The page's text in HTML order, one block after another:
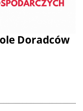
Doradców